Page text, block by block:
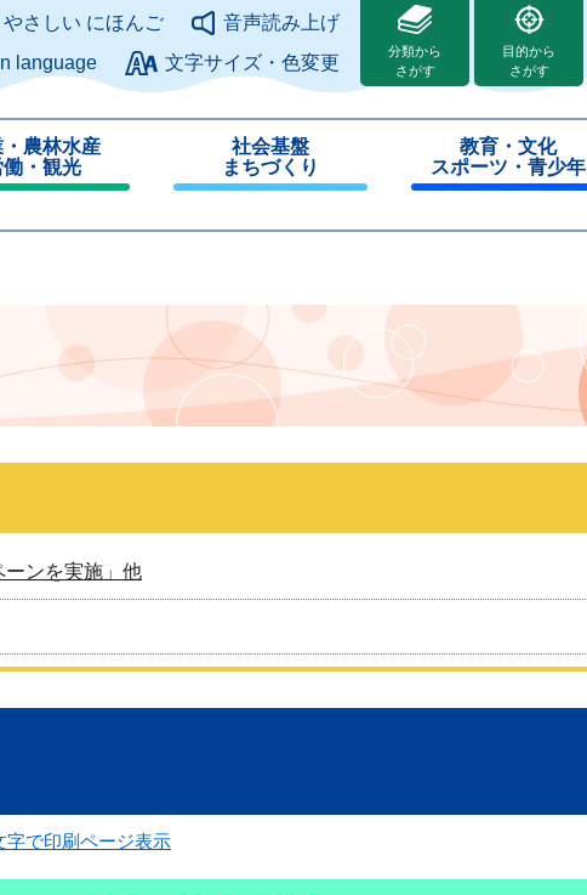
このページの本文へ
やさしい にほんご
音声読み上げ
language
文字サイズ・色変更
分類から
さがす
目的から
さがす
・農林水産
働・観光
社会基盤
まちづくり
じ
教育・文化
スポーツ・青少年
じ
ンを実施」他
字で印刷ページ表示